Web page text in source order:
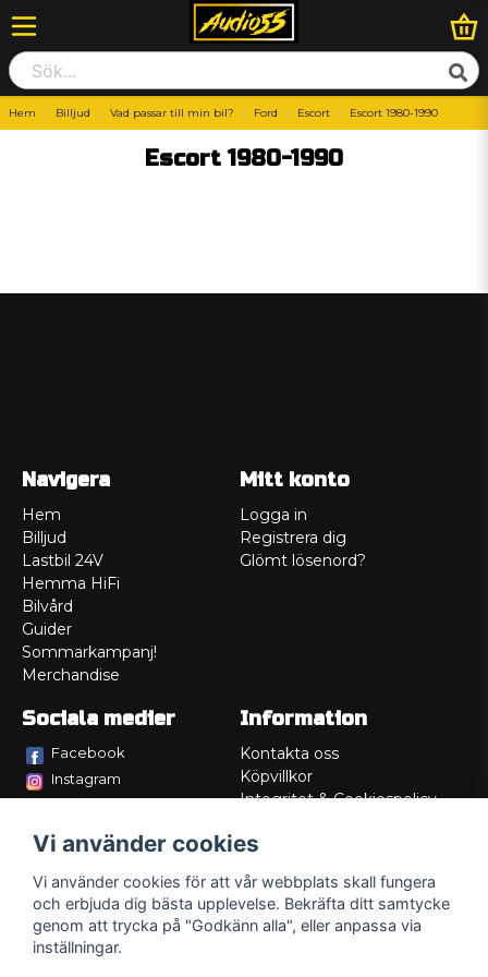
Hem Billjud Vad passar till min bil? Ford Escort Escort 1980-1990
Escort 1980-1990
Navigera
Hem
Billjud
Lastbil 24V
Hemma HiFi
Bilvård
Guider
Sommarkampanj!
Merchandise
Mitt konto
Logga in
Registrera dig
Glömt lösenord?
Sociala medier
Facebook
Instagram
Information
Kontakta oss
Köpvillkor
Integritet & Cookiespolicy
Service/Garanti
Lådritning
Om oss
Vi använder cookies
Vi använder cookies för att vår webbplats skall fungera
och erbjuda dig bästa upplevelse. Bekräfta ditt samtycke
genom att trycka på "Godkänn alla", eller anpassa via
inställningar.